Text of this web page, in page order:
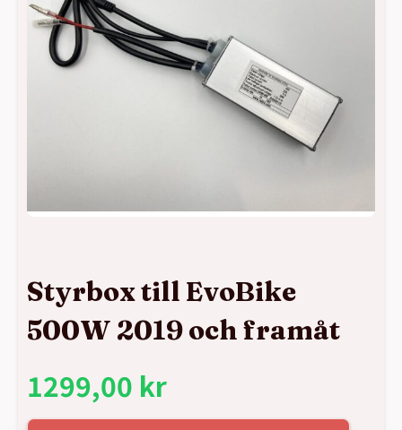
Styrbox till EvoBike
500W 2019 och framåt
1299,00 kr